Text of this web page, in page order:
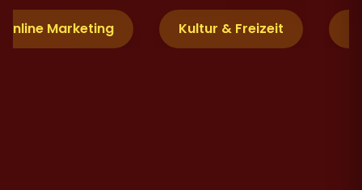
Online Marketing Kultur & Freizeit